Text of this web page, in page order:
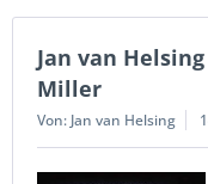
Jan van
Miller
Von: Jan van Helsing